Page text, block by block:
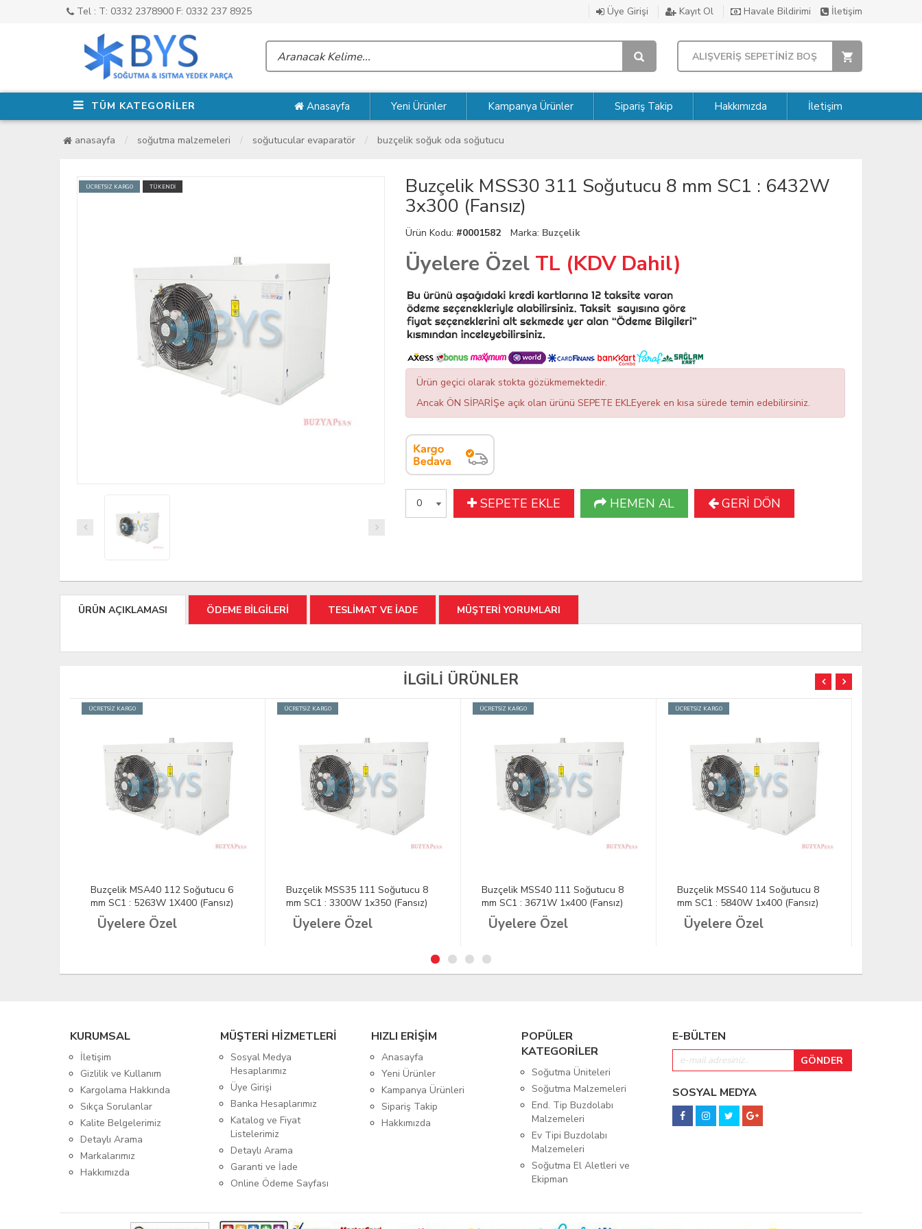
Tel : T: 0332 2378900 F: 0332 237 8925 Üye Girişi Kayıt Ol Havale Bildirimi İletişim
ALIŞVERİŞ SEPETİNİZ BOŞ
TÜM KATEGORİLER Anasayfa Yeni Ürünler Kampanya Ürünler Sipariş Takip Hakkımızda İletişim
anasayfa soğutma malzemeleri soğutucular evaparatör buzçelik soğuk oda soğutucu
ÜCRETSİZ KARGO TÜKENDİ Buzçelik MSS30 311 Soğutucu 8 mm SC1 : 6432W
3x300 (Fansız)
Ürün Kodu: #0001582 Marka: Buzçelik
Üyelere Özel TL (KDV Dahil)
Ürün geçici olarak stokta gözükmemektedir.
Ancak ÖN SİPARİŞe açık olan ürünü SEPETE EKLEyerek en kısa sürede temin edebilirsiniz.
SEPETE EKLE HEMEN AL GERİ DÖN
ÜRÜN AÇIKLAMASI ÖDEME BİLGİLERİ TESLİMAT VE İADE MÜŞTERİ YORUMLARI
İLGİLİ ÜRÜNLER
ÜCRETSİZ KARGO
Buzçelik MSA40 112 Soğutucu 6
mm SC1 : 5263W 1X400 (Fansız)
Üyelere Özel
ÜCRETSİZ KARGO
Buzçelik MSS35 111 Soğutucu 8
mm SC1 : 3300W 1x350 (Fansız)
Üyelere Özel
ÜCRETSİZ KARGO
Buzçelik MSS40 111 Soğutucu 8
mm SC1 : 3671W 1x400 (Fansız)
Üyelere Özel
ÜCRETSİZ KARGO
Buzçelik MSS40 114 Soğutucu 8
mm SC1 : 5840W 1x400 (Fansız)
Üyelere Özel
KURUMSAL
İletişim
Gizlilik ve Kullanım
Kargolama Hakkında
Sıkça Sorulanlar
Kalite Belgelerimiz
Detaylı Arama
Markalarımız
Hakkımızda
MÜŞTERİ HİZMETLERİ
Sosyal Medya
Hesaplarımız
Üye Girişi
Banka Hesaplarımız
Katalog ve Fiyat
Listelerimiz
Detaylı Arama
Garanti ve İade
Online Ödeme Sayfası
HIZLI ERİŞİM
Anasayfa
Yeni Ürünler
Kampanya Ürünleri
Sipariş Takip
Hakkımızda
POPÜLER
KATEGORİLER
Soğutma Üniteleri
Soğutma Malzemeleri
End. Tip Buzdolabı
Malzemeleri
Ev Tipi Buzdolabı
Malzemeleri
Soğutma El Aletleri ve
Ekipman
E-BÜLTEN
SOSYAL MEDYA